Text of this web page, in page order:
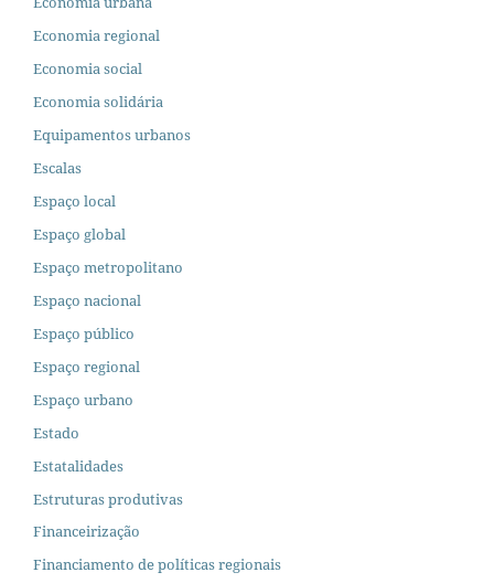
Economia regional
Economia social
Economia solidária
Equipamentos urbanos
Escalas
Espaço local
Espaço global
Espaço metropolitano
Espaço nacional
Espaço público
Espaço regional
Espaço urbano
Estado
Estatalidades
Estruturas produtivas
Financeirização
Financiamento de políticas regionais